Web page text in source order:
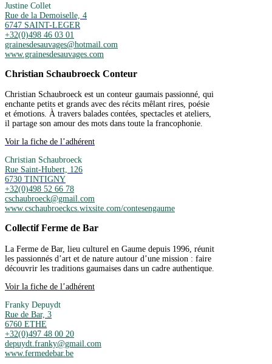
Justine Collet
Rue de la Demoiselle, 4
6747 SAINT-LEGER
+32(0)498 46 03 01
grainesdesauvages@hotmail.com
www.grainesdesauvages.com
Christian Schaubroeck Conteur
Christian Schaubroeck est un conteur gaumais passionné, qui
enchante petits et grands avec des récits mêlant rires, poésie
et émotions. À travers balades contées, spectacles et ateliers,
il partage son amour des mots dans toute la francophonie.
Voir la fiche de l’adhérent
Christian Schaubroeck
Rue Saint-Hubert, 126
6730 TINTIGNY
+32(0)498 52 66 78
cschaubroeck@gmail.com
www.cschaubroeckcs.wixsite.com/contesengaume
Collectif Ferme de Bar
La Ferme de Bar, lieu culturel en Gaume depuis 1996, réunit
les passionnés d’art et de nature autour d’une mission : faire
découvrir les traditions gaumaises dans un cadre authentique.
Voir la fiche de l’adhérent
Franky Depuydt
Rue de Bar, 3
6760 ETHE
+32(0)497 48 00 20
depuydt.franky@gmail.com
www.fermedebar.be